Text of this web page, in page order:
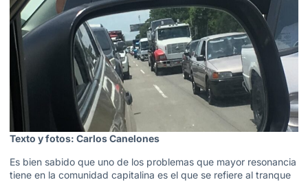
Texto y fotos: Carlos Canelones
Es bien sabido que uno de los problemas que mayor resonancia
tiene en la comunidad capitalina es el que se refiere al tranque